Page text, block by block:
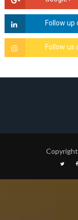
Copyright